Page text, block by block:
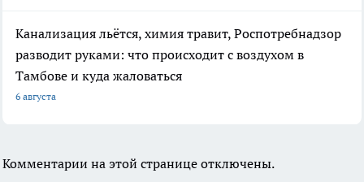
Канализация льётся, химия травит, Роспотребнадзор
разводит руками: что происходит с воздухом в
Тамбове и куда жаловаться
6 августа
Комментарии на этой странице отключены.